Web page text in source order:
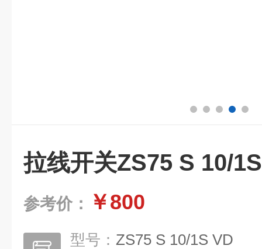
拉线开关ZS75 S 10/
参考价： ￥800
型号： ZS75 S 10/1S VD